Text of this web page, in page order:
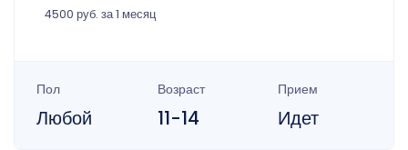
4500 руб. за 1 месяц
Пол
Любой
Возраст
11-14
Прием
Идет